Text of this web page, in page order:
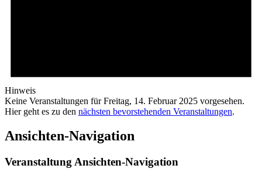
Hinweis
Keine Veranstaltungen für Freitag, 14. Februar 2025 vorgesehen.
Hier geht es zu den nächsten bevorstehenden Veranstaltungen.
Ansichten-Navigation
Veranstaltung Ansichten-Navigation